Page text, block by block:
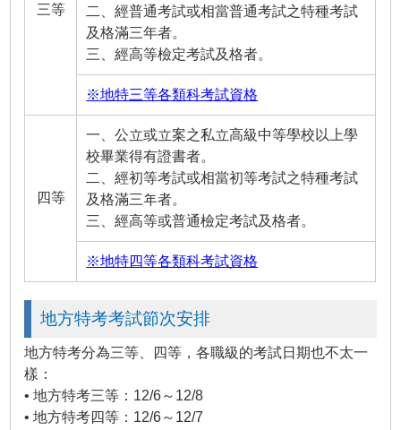
三等
二、經普通考試或相當普通考試之特種考試
及格滿三年者。
三、經高等檢定考試及格者。
※地特三等各類科考試資格
四等
一、公立或立案之私立高級中等學校以上學
校畢業得有證書者。
二、經初等考試或相當初等考試之特種考試
及格滿三年者。
三、經高等或普通檢定考試及格者。
※地特四等各類科考試資格
地方特考考試節次安排
地方特考分為三等、四等，各職級的考試日期也不太一
樣：
• 地方特考三等：12/6～12/8
• 地方特考四等：12/6～12/7